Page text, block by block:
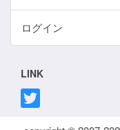
ログイン
LINK